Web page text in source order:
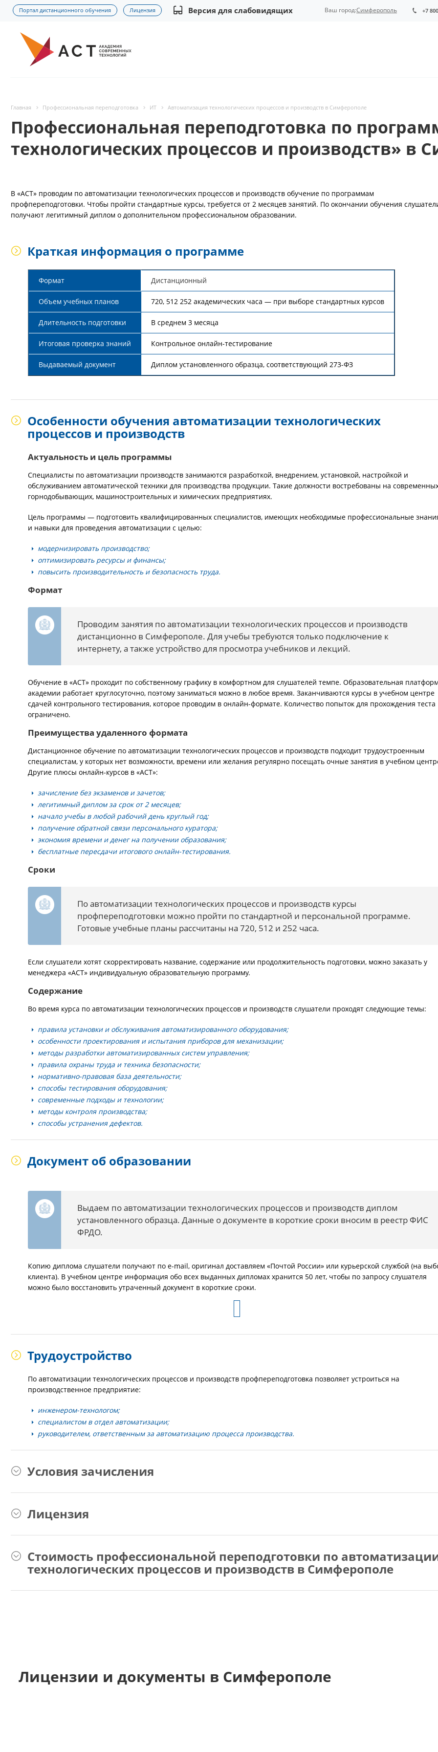
Портал дистанционного обучения Лицензия Версия для слабовидящих +7
Ваш город:Симферополь
Главная Профессиональная переподготовка ИТ Автоматизация технологических процессов и производств в Симферополе
Профессиональная переподготовка по
технологических процессов и производств» в
В «АСТ» проводим по автоматизации технологических процессов и производств обучение по программам
профпереподготовки. Чтобы пройти стандартные курсы, требуется от 2 месяцев занятий. По окончании обучения
получают легитимный диплом о дополнительном профессиональном образовании.
Краткая информация о программе
Формат Дистанционный
Объем учебных планов 720, 512 252 академических часа — при выборе стандартных курсов
Длительность подготовки В среднем 3 месяца
Итоговая проверка знаний Контрольное онлайн-тестирование
Выдаваемый документ Диплом установленного образца, соответствующий 273-ФЗ
Особенности обучения автоматизации технологических
процессов и производств
Актуальность и цель программы
Специалисты по автоматизации производств занимаются разработкой, внедрением, установкой, настройкой и
обслуживанием автоматической техники для производства продукции. Такие должности востребованы на
горнодобывающих, машиностроительных и химических предприятиях.
Цель программы — подготовить квалифицированных специалистов, имеющих необходимые профессиональные
и навыки для проведения автоматизации с целью:
модернизировать производство;
оптимизировать ресурсы и финансы;
повысить производительность и безопасность труда.
Формат
Проводим занятия по автоматизации технологических процессов и производств
дистанционно в Симферополе. Для учебы требуются только подключение к
интернету, а также устройство для просмотра учебников и лекций.
Обучение в «АСТ» проходит по собственному графику в комфортном для слушателей темпе. Образовательная
академии работает круглосуточно, поэтому заниматься можно в любое время. Заканчиваются курсы в учебном центре
сдачей контрольного тестирования, которое проводим в онлайн-формате. Количество попыток для прохождения теста
ограничено.
Преимущества удаленного формата
Дистанционное обучение по автоматизации технологических процессов и производств подходит трудоустроенным
специалистам, у которых нет возможности, времени или желания регулярно посещать очные занятия в учебном
Другие плюсы онлайн-курсов в «АСТ»:
зачисление без экзаменов и зачетов;
легитимный диплом за срок от 2 месяцев;
начало учебы в любой рабочий день круглый год;
получение обратной связи персонального куратора;
экономия времени и денег на получении образования;
бесплатные пересдачи итогового онлайн-тестирования.
Сроки
По автоматизации технологических процессов и производств курсы
профпереподготовки можно пройти по стандартной и персональной программе.
Готовые учебные планы рассчитаны на 720, 512 и 252 часа.
Если слушатели хотят скорректировать название, содержание или продолжительность подготовки, можно заказать у
менеджера «АСТ» индивидуальную образовательную программу.
Содержание
Во время курса по автоматизации технологических процессов и производств слушатели проходят следующие темы:
правила установки и обслуживания автоматизированного оборудования;
особенности проектирования и испытания приборов для механизации;
методы разработки автоматизированных систем управления;
правила охраны труда и техника безопасности;
нормативно-правовая база деятельности;
способы тестирования оборудования;
современные подходы и технологии;
методы контроля производства;
способы устранения дефектов.
Документ об образовании
Выдаем по автоматизации технологических процессов и производств диплом
установленного образца. Данные о документе в короткие сроки вносим в реестр ФИС
ФРДО.
Копию диплома слушатели получают по e-mail, оригинал доставляем «Почтой России» или курьерской службой (на
клиента). В учебном центре информация обо всех выданных дипломах хранится 50 лет, чтобы по запросу слушателя
можно было восстановить утраченный документ в короткие сроки.
Трудоустройство
По автоматизации технологических процессов и производств профпереподготовка позволяет устроиться на
производственное предприятие:
инженером-технологом;
специалистом в отдел автоматизации;
руководителем, ответственным за автоматизацию процесса производства.
Условия зачисления
Лицензия
Стоимость профессиональной переподготовки по
технологических процессов и производств в Симферополе
Лицензии и документы в Симферополе